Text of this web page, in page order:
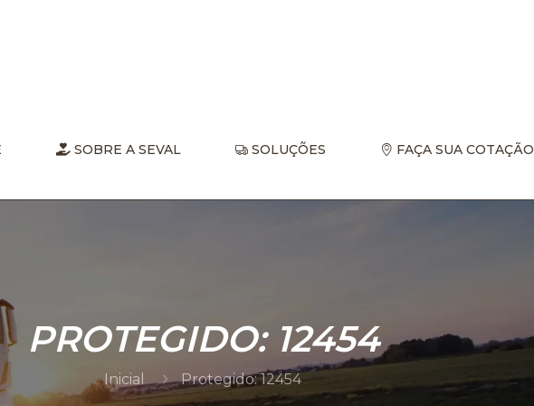
SOBRE A SEVAL SOLUÇÕES FAÇA SUA COTAÇÃO
PROTEGIDO: 12454
Inicial Protegido: 12454